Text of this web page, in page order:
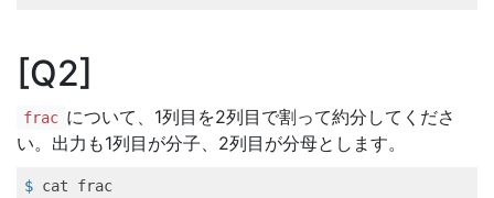
Q2
frac について、1列目を2列目で割って約分してくださ
い。出力も1列目が分子、2列目が分母とします。
$ cat frac